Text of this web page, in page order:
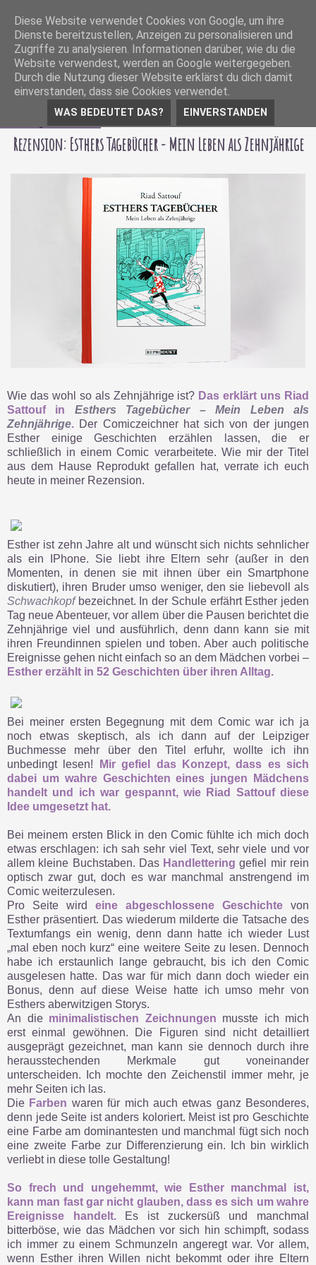
Rezension: Esthers Tagebücher - Mein Leben als Zehnjährige
Wie das wohl so als Zehnjährige ist? Das erklärt uns Riad
Sattouf in Esthers Tagebücher – Mein Leben als
Zehnjährige. Der Comiczeichner hat sich von der jungen
Esther einige Geschichten erzählen lassen, die er
schließlich in einem Comic verarbeitete. Wie mir der Titel
aus dem Hause Reprodukt gefallen hat, verrate ich euch
heute in meiner Rezension.
Esther ist zehn Jahre alt und wünscht sich nichts sehnlicher
als ein IPhone. Sie liebt ihre Eltern sehr (außer in den
Momenten, in denen sie mit ihnen über ein Smartphone
diskutiert), ihren Bruder umso weniger, den sie liebevoll als
Schwachkopfbezeichnet. In der Schule erfährt Esther jeden
Tag neue Abenteuer, vor allem über die Pausen berichtet die
Zehnjährige viel und ausführlich, denn dann kann sie mit
ihren Freundinnen spielen und toben. Aber auch politische
Ereignisse gehen nicht einfach so an dem Mädchen vorbei –
Esther erzählt in 52 Geschichten über ihren Alltag.
Bei meiner ersten Begegnung mit dem Comic war ich ja
noch etwas skeptisch, als ich dann auf der Leipziger
Buchmesse mehr über den Titel erfuhr, wollte ich ihn
unbedingt lesen!
Mir gefiel das Konzept, dass es sich
dabei um wahre Geschichten eines jungen Mädchens
handelt und ich war gespannt, wie Riad Sattouf diese
Idee umgesetzt hat.
Bei meinem ersten Blick in den Comic fühlte ich mich doch
etwas erschlagen: ich sah sehr viel Text, sehr viele und vor
allem kleine Buchstaben. Das Handletteringgefiel mir rein
optisch zwar gut, doch es war manchmal anstrengend im
Comic weiterzulesen.
Pro Seite wird eine abgeschlossene Geschichte von
Esther präsentiert. Das wiederum milderte die Tatsache des
Textumfangs ein wenig, denn dann hatte ich wieder Lust
„mal eben noch kurz“ eine weitere Seite zu lesen. Dennoch
habe ich erstaunlich lange gebraucht, bis ich den Comic
ausgelesen hatte. Das war für mich dann doch wieder ein
Bonus, denn auf diese Weise hatte ich umso mehr von
Esthers aberwitzigen Storys.
An die minimalistischen Zeichnungen musste ich mich
erst einmal gewöhnen. Die Figuren sind nicht detailliert
ausgeprägt gezeichnet, man kann sie dennoch durch ihre
herausstechenden Merkmale gut voneinander
unterscheiden. Ich mochte den Zeichenstil immer mehr, je
mehr Seiten ich las.
Die Farben waren für mich auch etwas ganz Besonderes,
denn jede Seite ist anders koloriert. Meist ist pro Geschichte
eine Farbe am dominantesten und manchmal fügt sich noch
eine zweite Farbe zur Differenzierung ein. Ich bin wirklich
verliebt in diese tolle Gestaltung!
So frech und ungehemmt, wie Esther manchmal ist,
kann man fast gar nicht glauben, dass es sich um wahre
Ereignisse handelt.Es ist zuckersüß und manchmal
bitterböse, wie das Mädchen vor sich hin schimpft, sodass
ich immer zu einem Schmunzeln angeregt war. Vor allem,
wenn Esther ihren Willen nicht bekommt oder ihre Eltern
Diese Website verwendet Cookies von Google, um ihre
Dienste bereitzustellen, Anzeigen zu personalisieren und
Zugriffe zu analysieren. Informationen darüber, wie du die
Website verwendest, werden an Google weitergegeben.
Durch die Nutzung dieser Website erklärst du dich damit
einverstanden, dass sie Cookies verwendet.
WAS BEDEUTET DAS? EINVERSTANDEN